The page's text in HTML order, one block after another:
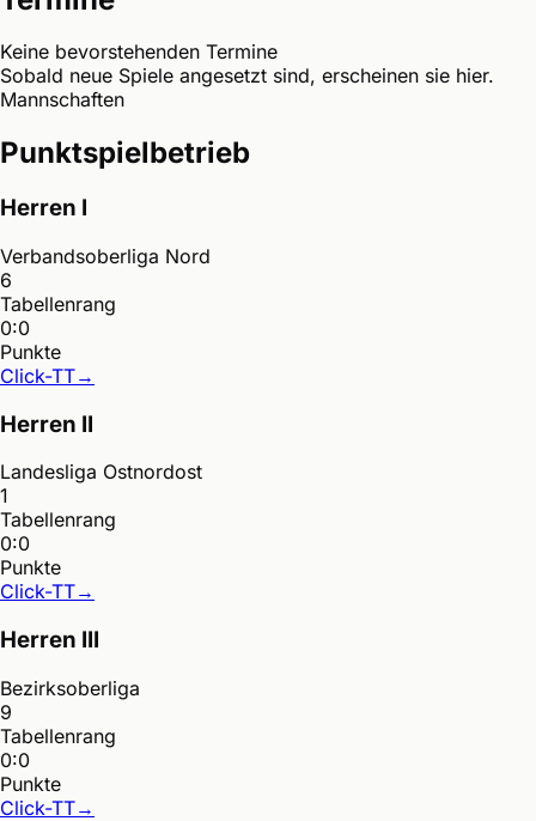
Keine bevorstehenden Termine
Sobald neue Spiele angesetzt sind, erscheinen sie hier.
Mannschaften
Punktspielbetrieb
Herren I
Verbandsoberliga Nord
6
Tabellenrang
0:0
Punkte
Click-TT→
Herren II
Landesliga Ostnordost
1
Tabellenrang
0:0
Punkte
Click-TT→
Herren III
Bezirksoberliga
9
Tabellenrang
0:0
Punkte
Click-TT→